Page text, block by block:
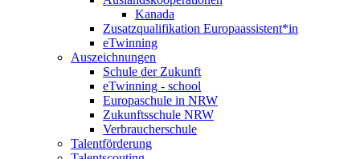
Kanada
Zusatzqualifikation Europaassistent*in
eTwinning
Auszeichnungen
Schule der Zukunft
eTwinning - school
Europaschule in NRW
Zukunftsschule NRW
Verbraucherschule
Talentförderung